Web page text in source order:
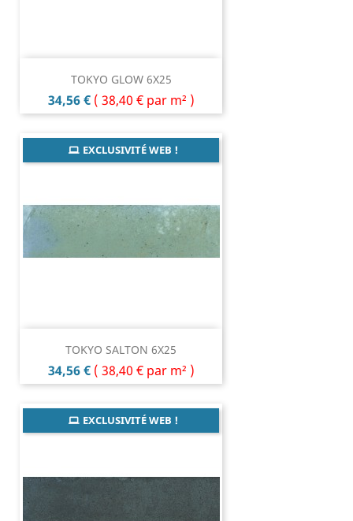
TOKYO GLOW 6X25
Prix
34,56 € ( 38,40 € par m² )
TOKYO SALTON 6X25
Prix
34,56 € ( 38,40 € par m² )
EXCLUSIVITÉ WEB !
EXCLUSIVITÉ WEB !